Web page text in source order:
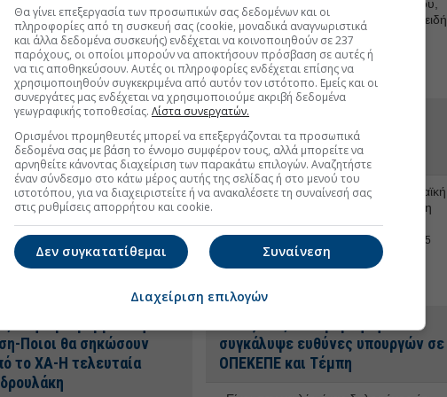
σε άρθρο του στην εφημερίδα
Βενιζέλος.28 Μαρ
πληγές στο σώμα του κράτους δικαίου,
όπως οι υποκλοπές, δεν κλείνουν επειδή
το θέλει η εκάστοτε κυβέρνηση και η
κοινοβουλευτική της πλειοψηφία»,
σχολιάζει.26 Φεβ 2026 - 16:07
λόγο για Titan-Νέοι
Βενιζέλου-Ρεύμα: Ενα
Τράπεζες: Η πτώση
η βουτιά της μετοχής της
Η πίεση στον
και τα business plan.
Κυριακή η τιμή του
Ελλάδα.
Ελευθέριος Βενιζέλος: Ομαλά
εξελίσσεται η υλοποίηση του
έργου Athenian
Συγχρηματοδοτείται από την Ευρωπαϊκή
Ένωση στο πλαίσιο SESAR. Η πρώτη
φάση του έργου ολοκληρώθηκε τον
Ιανουάριο του 2024. 12 Φεβ 2026 - 14:35
Μήνυμα-βόμβα στην
Ποιοι θα σηκώσουν
το ΧΑ-Η τελευταία
συγκάλυψε ευθύνες υπουργών σε
ΟΠΕΚΕΠΕ και Τέμπη
Θα γίνει επεξεργασία των προσωπικών σας δεδομένων και οι
πληροφορίες από τη συσκευή σας (cookie, μοναδικά αναγνωριστικά
και άλλα δεδομένα συσκευής) ενδέχεται να κοινοποιηθούν σε 237
παρόχους, οι οποίοι μπορούν να αποκτήσουν πρόσβαση σε αυτές ή
να τις αποθηκεύσουν. Αυτές οι πληροφορίες ενδέχεται επίσης να
χρησιμοποιηθούν συγκεκριμένα από αυτόν τον ιστότοπο. Εμείς και οι
συνεργάτες μας ενδέχεται να χρησιμοποιούμε ακριβή δεδομένα
γεωγραφικής τοποθεσίας. Λίστα συνεργατών.
Ορισμένοι προμηθευτές μπορεί να επεξεργάζονται τα προσωπικά
δεδομένα σας με βάση το έννομο συμφέρον τους, αλλά μπορείτε να
αρνηθείτε κάνοντας διαχείριση των παρακάτω επιλογών. Αναζητήστε
έναν σύνδεσμο στο κάτω μέρος αυτής της σελίδας ή στο μενού του
ιστοτόπου, για να διαχειριστείτε ή να ανακαλέσετε τη συναίνεσή σας
στις ρυθμίσεις απορρήτου και cookie.
Συναίνεση
Δεν συγκατατίθεμαι
Διαχείριση επιλογών